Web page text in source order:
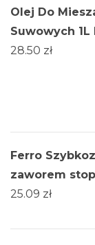
Olej Do
Suwowych 1L
28.50 zł
Ferro
zaworem
25.09 zł